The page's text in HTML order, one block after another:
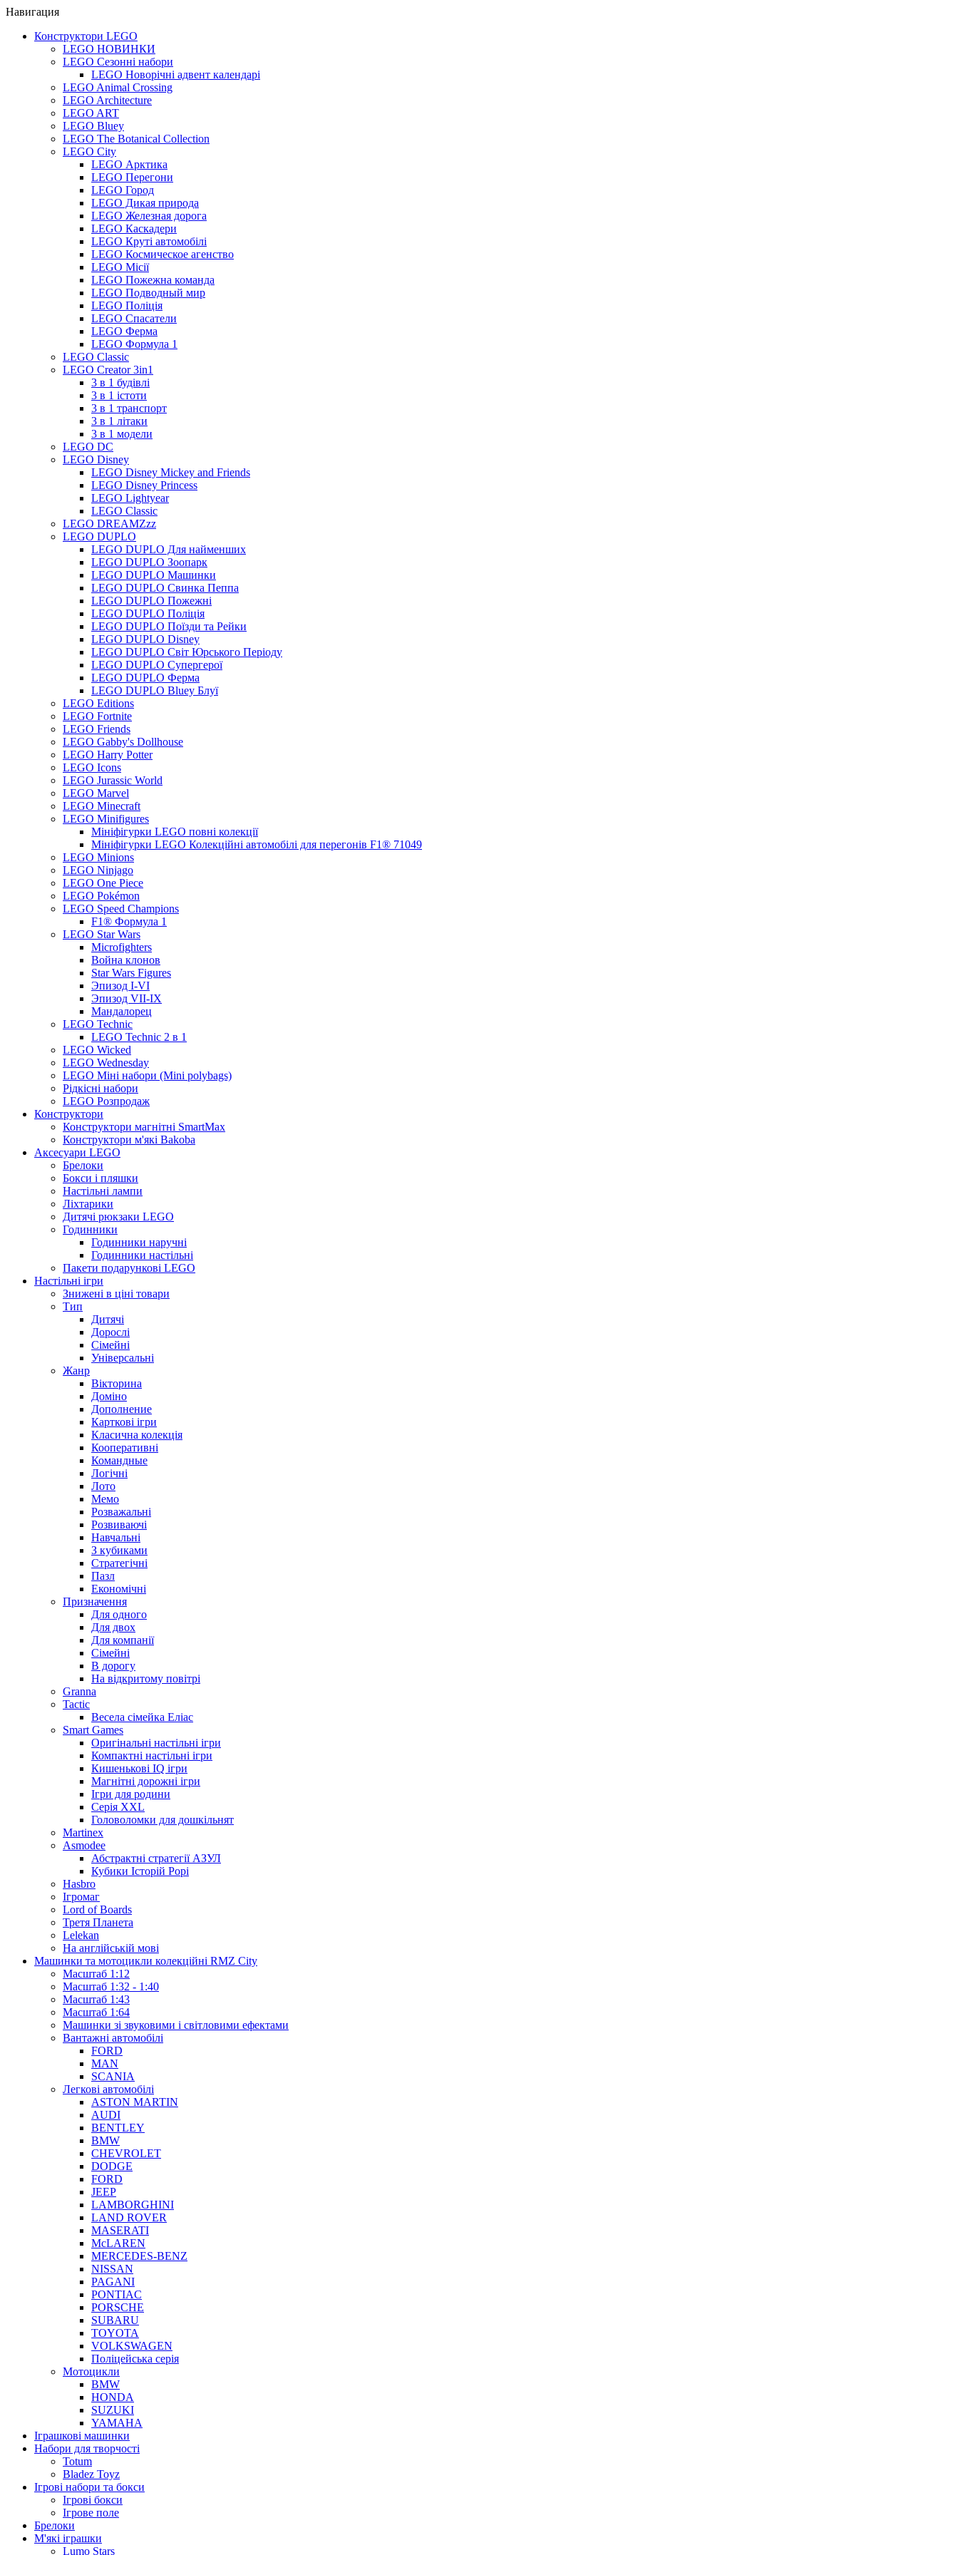
Навигация
Конструктори LEGO
LEGO НОВИНКИ
LEGO Сезонні набори
LEGO Новорічні адвент календарі
LEGO Animal Crossing
LEGO Architecture
LEGO ART
LEGO Bluey
LEGO The Botanical Collection
LEGO City
LEGO Арктика
LEGO Перегони
LEGO Город
LEGO Дикая природа
LEGO Железная дорога
LEGO Каскадери
LEGO Круті автомобілі
LEGO Космическое агенство
LEGO Місії
LEGO Пожежна команда
LEGO Подводный мир
LEGO Поліція
LEGO Спасатели
LEGO Ферма
LEGO Формула 1
LEGO Classic
LEGO Creator 3in1
3 в 1 будівлі
3 в 1 істоти
3 в 1 транспорт
3 в 1 літаки
3 в 1 модели
LEGO DC
LEGO Disney
LEGO Disney Mickey and Friends
LEGO Disney Princess
LEGO Lightyear
LEGO Classic
LEGO DREAMZzz
LEGO DUPLO
LEGO DUPLO Для найменших
LEGO DUPLO Зоопарк
LEGO DUPLO Машинки
LEGO DUPLO Свинка Пеппа
LEGO DUPLO Пожежні
LEGO DUPLO Поліція
LEGO DUPLO Поїзди та Рейки
LEGO DUPLO Disney
LEGO DUPLO Світ Юрського Періоду
LEGO DUPLO Супергерої
LEGO DUPLO Ферма
LEGO DUPLO Bluey Блуї
LEGO Editions
LEGO Fortnite
LEGO Friends
LEGO Gabby's Dollhouse
LEGO Harry Potter
LEGO Icons
LEGO Jurassic World
LEGO Marvel
LEGO Minecraft
LEGO Minifigures
Мініфігурки LEGO повні колекції
Мініфігурки LEGO Колекційні автомобілі для перегонів F1® 71049
LEGO Minions
LEGO Ninjago
LEGO One Piece
LEGO Pokémon
LEGO Speed Champions
F1® Формула 1
LEGO Star Wars
Microfighters
Война клонов
Star Wars Figures
Эпизод I-VI
Эпизод VII-IX
Мандалорец
LEGO Technic
LEGO Technic 2 в 1
LEGO Wicked
LEGO Wednesday
LEGO Міні набори (Mini polybags)
Рідкісні набори
LEGO Розпродаж
Конструктори
Конструктори магнітні SmartMax
Конструктори м'які Bakoba
Аксесуари LEGO
Брелоки
Бокси і пляшки
Настільні лампи
Ліхтарики
Дитячі рюкзаки LEGO
Годинники
Годинники наручні
Годинники настільні
Пакети подарункові LEGO
Настільні ігри
Знижені в ціні товари
Тип
Дитячі
Дорослі
Сімейні
Універсальні
Жанр
Вікторина
Доміно
Дополнение
Карткові ігри
Класична колекція
Кооперативні
Командные
Логічні
Лото
Мемо
Розважальні
Розвиваючі
Навчальні
З кубиками
Стратегічні
Пазл
Економічні
Призначення
Для одного
Для двох
Для компанії
Сімейні
В дорогу
На відкритому повітрі
Granna
Tactic
Весела сімейка Еліас
Smart Games
Оригінальні настільні ігри
Компактні настільні ігри
Кишенькові IQ ігри
Магнітні дорожні ігри
Ігри для родини
Серія XXL
Головоломки для дошкільнят
Martinex
Asmodee
Абстрактні стратегії АЗУЛ
Кубики Історій Рорі
Hasbro
Ігромаг
Lord of Boards
Третя Планета
Lelekan
На англійській мові
Машинки та мотоцикли колекційні RMZ City
Масштаб 1:12
Масштаб 1:32 - 1:40
Масштаб 1:43
Масштаб 1:64
Машинки зі звуковими і світловими ефектами
Вантажні автомобілі
FORD
MAN
SCANIA
Легкові автомобілі
ASTON MARTIN
AUDI
BENTLEY
BMW
CHEVROLET
DODGE
FORD
JEEP
LAMBORGHINI
LAND ROVER
MASERATI
McLAREN
MERCEDES-BENZ
NISSAN
PAGANI
PONTIAC
PORSCHE
SUBARU
TOYOTA
VOLKSWAGEN
Поліцейська серія
Мотоцикли
BMW
HONDA
SUZUKI
YAMAHA
Іграшкові машинки
Набори для творчості
Totum
Bladez Toyz
Ігрові набори та бокси
Ігрові бокси
Ігрове поле
Брелоки
М'які іграшки
Lumo Stars